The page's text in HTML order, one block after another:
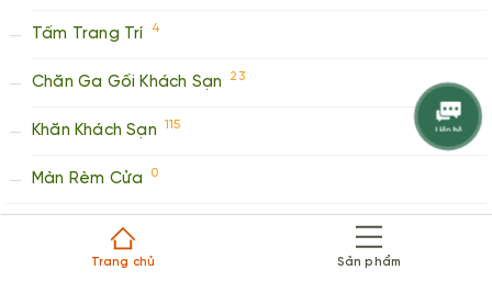
Trang chủ Sản phẩm
Tấm Trang Trí 4
Chăn Ga Gối Khách Sạn 23
Khăn Khách Sạn 115
Màn Rèm Cửa 0
Spa/Thẩm Mỹ Viện
8